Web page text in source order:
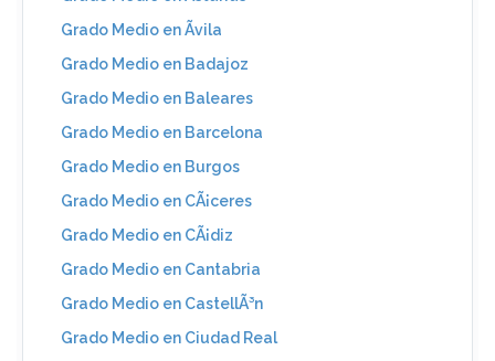
Grado Medio en Ãvila
Grado Medio en Badajoz
Grado Medio en Baleares
Grado Medio en Barcelona
Grado Medio en Burgos
Grado Medio en CÃ¡ceres
Grado Medio en CÃ¡diz
Grado Medio en Cantabria
Grado Medio en CastellÃ³n
Grado Medio en Ciudad Real